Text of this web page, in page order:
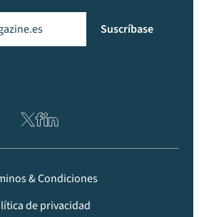
Suscríbase
& Condiciones
de privacidad